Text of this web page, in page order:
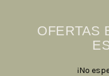
OFERTAS
¡No